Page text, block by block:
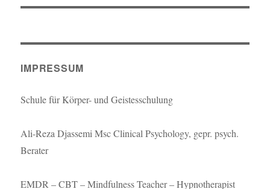
IMPRESSUM
Schule für Körper- und Geistesschulung
Ali-Reza Djassemi Msc Clinical Psychology, gepr. psych.
Berater
EMDR – CBT – Mindfulness Teacher – Hypnotherapist